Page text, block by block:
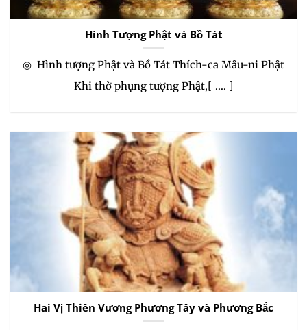
Hình Tượng Phật và Bồ Tát
◎ Hình tượng Phật và Bồ Tát Thích-ca Mâu-ni Phật
Khi thờ phụng tượng Phật,[ .... ]
Hai Vị Thiên Vương Phương Tây và Phương Bắc